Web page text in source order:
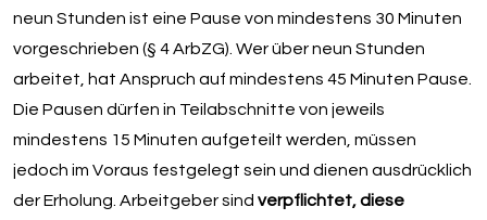
neun Stunden ist eine Pause von mindestens 30 Minuten
vorgeschrieben (§ 4 ArbZG). Wer über neun Stunden
arbeitet, hat Anspruch auf mindestens 45 Minuten Pause.
Die Pausen dürfen in Teilabschnitte von jeweils
mindestens 15 Minuten aufgeteilt werden, müssen
jedoch im Voraus festgelegt sein und dienen ausdrücklich
der Erholung. Arbeitgeber sind verpflichtet, diese